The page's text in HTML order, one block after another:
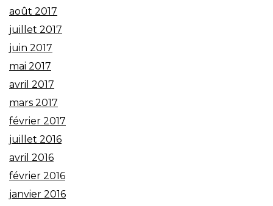
août 2017
juillet 2017
juin 2017
mai 2017
avril 2017
mars 2017
février 2017
juillet 2016
avril 2016
février 2016
janvier 2016